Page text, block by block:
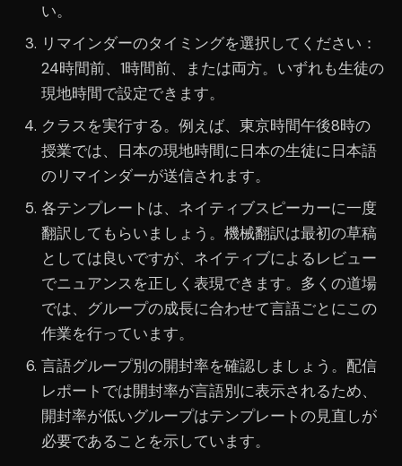
い。
リマインダーのタイミングを選択してください：
24時間前、1時間前、または両方。いずれも生徒の
現地時間で設定できます。
クラスを実行する。例えば、東京時間午後8時の
授業では、日本の現地時間に日本の生徒に日本語
のリマインダーが送信されます。
各テンプレートは、ネイティブスピーカーに一度
翻訳してもらいましょう。機械翻訳は最初の草稿
としては良いですが、ネイティブによるレビュー
でニュアンスを正しく表現できます。多くの道場
では、グループの成長に合わせて言語ごとにこの
作業を行っています。
言語グループ別の開封率を確認しましょう。配信
レポートでは開封率が言語別に表示されるため、
開封率が低いグループはテンプレートの見直しが
必要であることを示しています。